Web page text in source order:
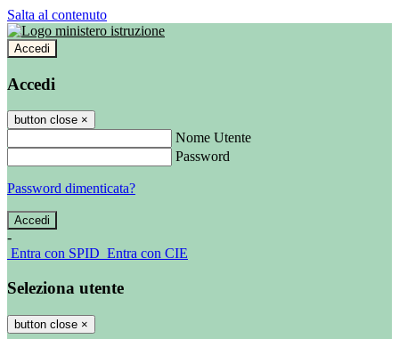
Salta al contenuto
Accedi
Accedi
button close ×
Nome Utente
Password
Password dimenticata?
-
Entra con SPID Entra con CIE
Seleziona utente
button close ×